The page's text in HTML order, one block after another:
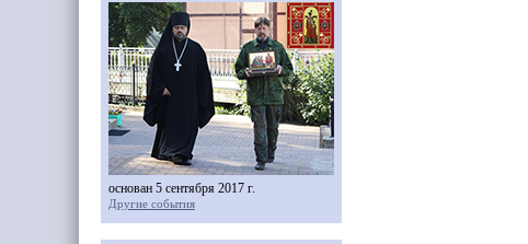
основан 5 сентября 2017 г.
Другие события